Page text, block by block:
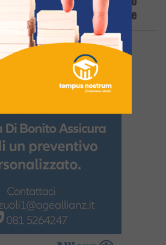
Del 10 Ottobre